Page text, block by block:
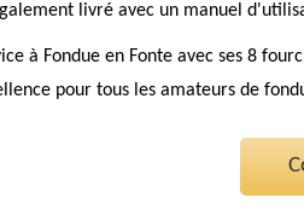
livré avec un manuel
à Fondue en Fonte avec ses 8
pour tous les amateurs de